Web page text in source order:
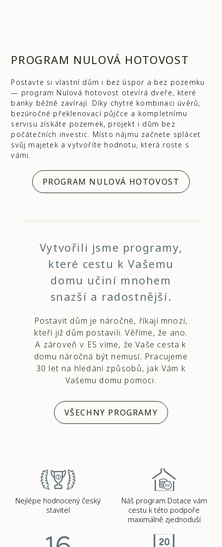
PROGRAM NULOVÁ HOTOVOST
Postavte si vlastní dům i bez úspor a bez pozemku
— program Nulová hotovost otevírá dveře, které
banky běžně zavírají. Díky chytré kombinaci úvěrů,
bezúročné překlenovací půjčce a kompletnímu
servisu získáte pozemek, projekt i dům bez
počátečních investic. Místo nájmu začnete splácet
svůj majetek a vytvoříte hodnotu, která roste s
vámi.
PROGRAM NULOVÁ HOTOVOST
Vytvořili jsme programy,
které cestu k Vašemu
domu učiní mnohem
snazší a radostnější.
Postavit dům je náročné, říkají mnozí,
kteří již dům postavili. Věříme, že ano.
A zároveň v ES víme, že Vaše cesta k
domu náročná být nemusí. Pracujeme
30 let na hledání způsobů, jak Vám k
Vašemu domu pomoci.
VŠECHNY PROGRAMY
Nejlépe hodnocený český
stavitel
Náš program Dotace vám
cestu k této podpoře
maximálně zjednoduší